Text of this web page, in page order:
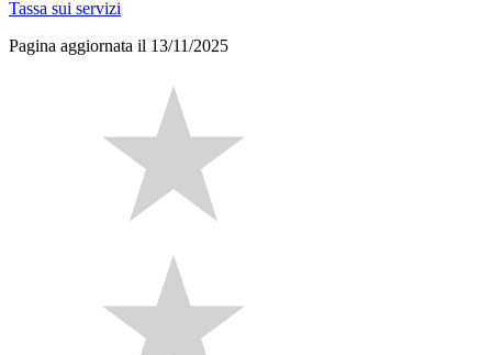
Tassa sui servizi
Pagina aggiornata il 13/11/2025